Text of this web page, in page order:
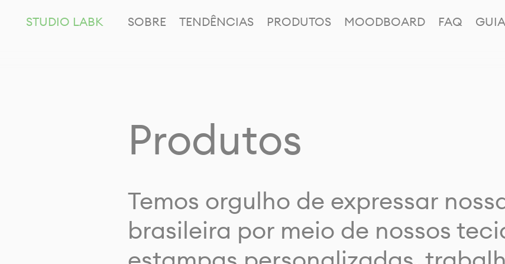
STUDIO LABK SOBRE TENDÊNCIAS PRODUTOS MOODBOARD FAQ GUIA
Produtos
Temos orgulho de expressar
brasileira por meio de nossos